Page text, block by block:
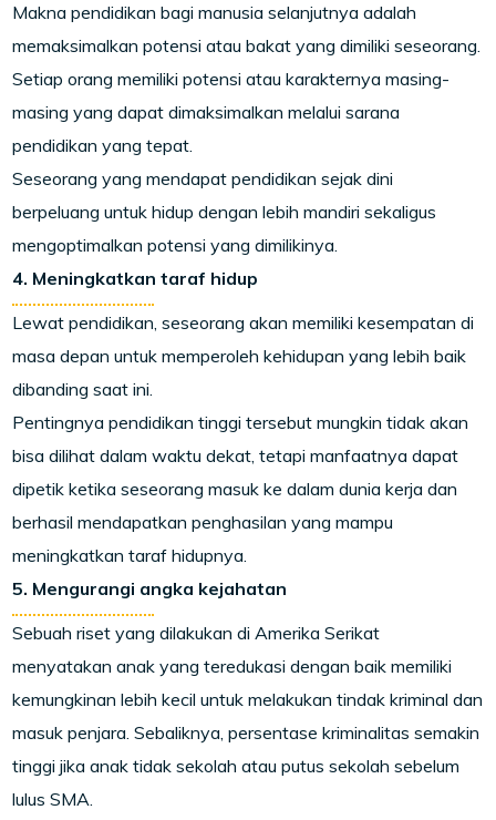
Makna pendidikan bagi manusia selanjutnya adalah
memaksimalkan potensi atau bakat yang dimiliki seseorang.
Setiap orang memiliki potensi atau karakternya masing-
masing yang dapat dimaksimalkan melalui sarana
pendidikan yang tepat.
Seseorang yang mendapat pendidikan sejak dini
berpeluang untuk hidup dengan lebih mandiri sekaligus
mengoptimalkan potensi yang dimilikinya.
4. Meningkatkan taraf hidup
Lewat pendidikan, seseorang akan memiliki kesempatan di
masa depan untuk memperoleh kehidupan yang lebih baik
dibanding saat ini.
Pentingnya pendidikan tinggi tersebut mungkin tidak akan
bisa dilihat dalam waktu dekat, tetapi manfaatnya dapat
dipetik ketika seseorang masuk ke dalam dunia kerja dan
berhasil mendapatkan penghasilan yang mampu
meningkatkan taraf hidupnya.
5. Mengurangi angka kejahatan
Sebuah riset yang dilakukan di Amerika Serikat
menyatakan anak yang teredukasi dengan baik memiliki
kemungkinan lebih kecil untuk melakukan tindak kriminal dan
masuk penjara. Sebaliknya, persentase kriminalitas semakin
tinggi jika anak tidak sekolah atau putus sekolah sebelum
lulus SMA.